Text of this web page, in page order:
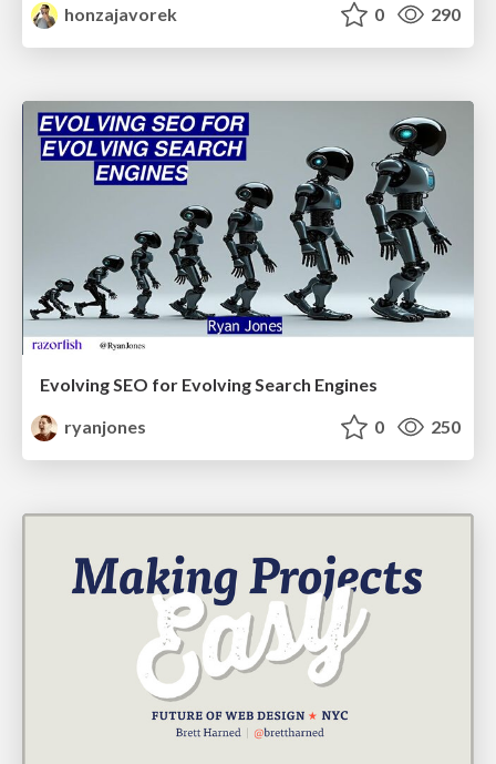
honzajavorek
0 290
Evolving SEO for Evolving Search Engines
ryanjones
0 250